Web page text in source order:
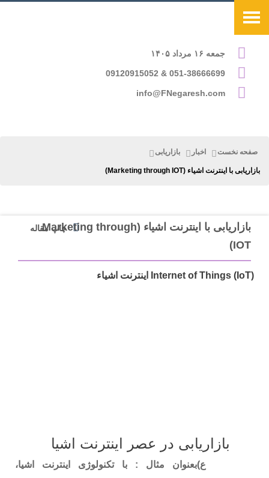
جمعه ۱۶ مرداد ۱۴۰۵
051-38666699 & 09120915052
info@FNegaresh.com
صفحه نخست اخبار بازاریابی
بازاریابی با اینترنت اشیاء (Marketing through IOT)
بازاریابی با اینترنت اشیاء (Marketing through
IOT)
چاپ مقاله
Internet of Things (IoT) اینترنت اشیاء
بازاریابی در عصر اینترنت اشیا
ع)بعنوان مثال : با تکنولوژی اینترنت اشیا،